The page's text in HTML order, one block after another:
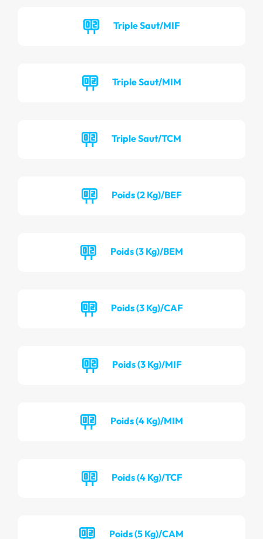
Triple Saut/MIF
Triple Saut/MIM
Triple Saut/TCM
Poids (2 Kg)/BEF
Poids (3 Kg)/BEM
Poids (3 Kg)/CAF
Poids (3 Kg)/MIF
Poids (4 Kg)/MIM
Poids (4 Kg)/TCF
Poids (5 Kg)/CAM